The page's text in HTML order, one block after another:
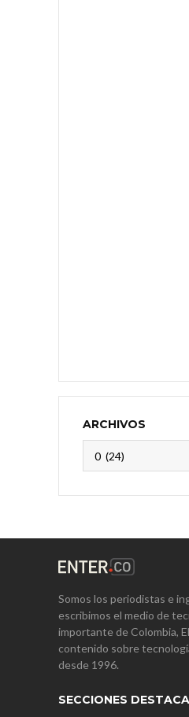
ARCHIVOS
Somos los periodistas e
escribimos el medio de
importante de Colombia,
contenido sobre
desde 1996.
SECCIONES